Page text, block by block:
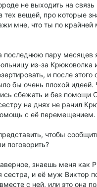
не выходить на
тех вещей, про которые
мне, что ты по крайней
последнюю пару месяцев
из-за Крюковолка
и после этого
бы очень плохой
сбежать и без помощи
на днях не ранил
с её перемещением.
чтобы
поговорить?
знаешь меня как
и её муж Виктор
с ней, или это она